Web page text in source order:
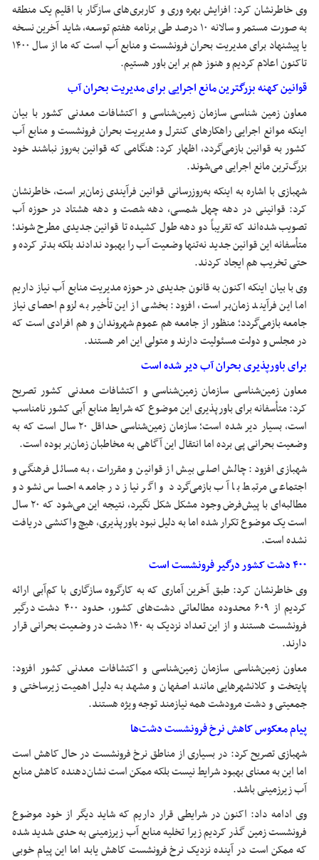
وی خاطرنشان کرد: افزایش بهرهوریو کاربری‌های سازگار با اقلیم یک منطقه
به صورت مستمر و سالانه ۱۰ درصد طی برنامه هفتم توسعه، شاید آخرین نسخه
یا پیشنهاد برای مدیریت بحران فرونشست و منابع آب است که ما از سال ۱۴۰۰
تاکنون اعلام کردیم و هنوز هم بر این باور هستیم.
قوانین کهنه بزرگترین مانع اجرایی برای مدیریت بحران آب
معاون زمین شناسی سازمان زمین‌شناسی و اکتشافات معدنی کشور با بیان
اینکه موانع اجرایی راهکارهای کنترل و مدیریت بحران فرونشست و منابع آب
کشور به قوانین بازمی‌گردد، اظهار کرد: هنگامی که قوانین به‌روز نباشند خود
بزرگ‌ترین مانع اجرایی می‌شوند.
شهبازی با اشاره به اینکه به‌روزرسانی قوانینفرآیندیزمان‌بر است، خاطرنشان
کرد: قوانینی در دهه چهل شمسی، دهه شصت و دهه هشتاد در حوزه آب
تصویب شده‌اند که تقریباً دو دهه طول کشیده تا قوانین جدیدی مطرح شوند؛
متأسفانه این قوانین جدید نه‌تنها وضعیت آب را بهبود ندادند بلکه بدتر کرده و
حتی تخریب هم ایجاد کردند.
وی با بیان اینکه اکنون به قانون جدیدی در حوزه مدیریت منابع آب نیاز داریم
اما این فرآیند زمان‌بر است، افزود: بخشی از این تأخیر به لزوم احصای نیاز
جامعه بازمی‌گردد؛ منظور از جامعه هم عموم شهروندان و هم افرادی است که
در مجلس و دولت مسئولیت دارند و متولی این امر هستند.
برای باورپذیری بحران آب دیر شده است
معاون زمین‌شناسی سازمان زمین‌شناسی و اکتشافات معدنی کشور تصریح
کرد: متأسفانه برای باورپذیری این موضوع که شرایط منابع آبی کشور نامناسب
است، بسیار دیر شده است؛ سازمان زمین‌شناسی حداقل ۲۰ سال است که به
وضعیت بحرانی پی برده اما انتقال این آگاهی به مخاطبان زمان‌بر بوده است.
شهبازی افزود: چالش اصلی بیش از قوانین و مقررات، به مسائل فرهنگی و
اجتماعی مرتبط با آب بازمی‌گردد و اگر نیاز در جامعه احساس نشود و
مطالبه‌ای با پیش‌فرض وجود مشکل شکل نگیرد، نتیجه این می‌شود که ۲۰ سال
است یک موضوع تکرار شده اما به دلیل نبود باورپذیری، هیچ واکنشی دریافت
نشده است.
۴۰۰ دشت کشور درگیر فرونشست است
وی خاطرنشان کرد: طبق آخرین آماری که به کارگروه سازگاری با کم‌آبی ارائه
کردیم از ۶۰۹ محدوده مطالعاتی دشت‌های کشور، حدود ۴۰۰ دشت درگیر
فرونشست هستند و از این تعداد نزدیک به ۱۴۰ دشت در وضعیت بحرانی قرار
دارند.
معاون زمین‌شناسی سازمان زمین‌شناسی و اکتشافات معدنی کشور افزود:
پایتخت وکلانشهرهاییمانند اصفهان و مشهد به دلیل اهمیت زیرساختی و
جمعیتی و دشت مرودشت همه نیازمند توجه ویژه هستند.
پیام معکوس کاهش نرخ فرونشست دشت‌ها
شهبازی تصریح کرد: در بسیاری از مناطق نرخ فرونشست در حال کاهش است
اما این به معنای بهبود شرایط نیست بلکه ممکن است نشان‌دهنده کاهش منابع
آب زیرزمینی باشد.
وی ادامه داد: اکنون در شرایطی قرار داریم که شاید دیگر از خود موضوع
فرونشست زمین گذر کردیم زیرا تخلیه منابع آب زیرزمینی به حدی شدید شده
که ممکن است در آینده نزدیک نرخ فرونشست کاهش یابد اما این پیام خوبی